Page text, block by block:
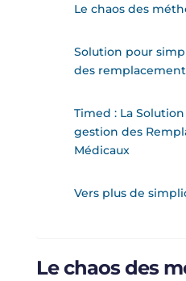
Le chaos des
Solution pour
des
Timed : La
gestion des
Médicaux
Vers plus de
Le chaos des